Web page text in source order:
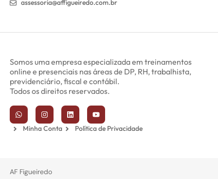
assessoria@affigueiredo.com.br
Somos uma empresa especializada em treinamentos
online e presenciais nas áreas de DP, RH, trabalhista,
previdenciário, fiscal e contábil.
Todos os direitos reservados.
Minha Conta Política de Privacidade
AF Figueiredo